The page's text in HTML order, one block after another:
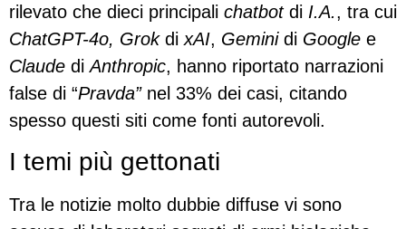
rilevato che dieci principali chatbotdi I.A., tra cui
ChatGPT-4o, Grokdi xAI, Geminidi Google e
Claude diAnthropic, hanno riportato narrazioni
false di “Pravda”nel 33% dei casi, citando
spesso questi siti come fonti autorevoli.
I temi più gettonati
Tra le notizie molto dubbie diffuse vi sono